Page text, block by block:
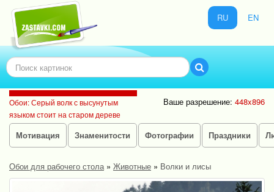
RU EN
Обои: Серый волк с высунутым
языком стоит на старом дереве
Ваше разрешение: 448x896
Мотивация Знаменитости Фотографии Праздники
Обои для рабочего стола» Животные » Волки и лисы